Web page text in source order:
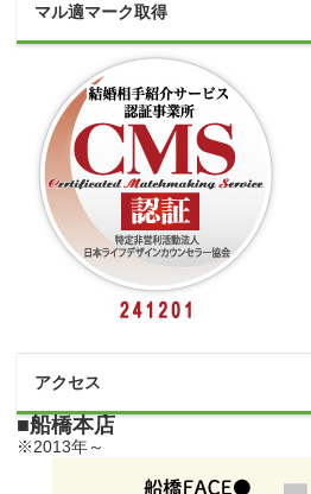
マル適マーク取得
アクセス
■船橋本店
※2013年～